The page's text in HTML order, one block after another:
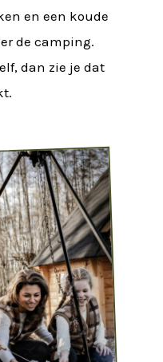
en een koude
de camping.
dan zie je dat